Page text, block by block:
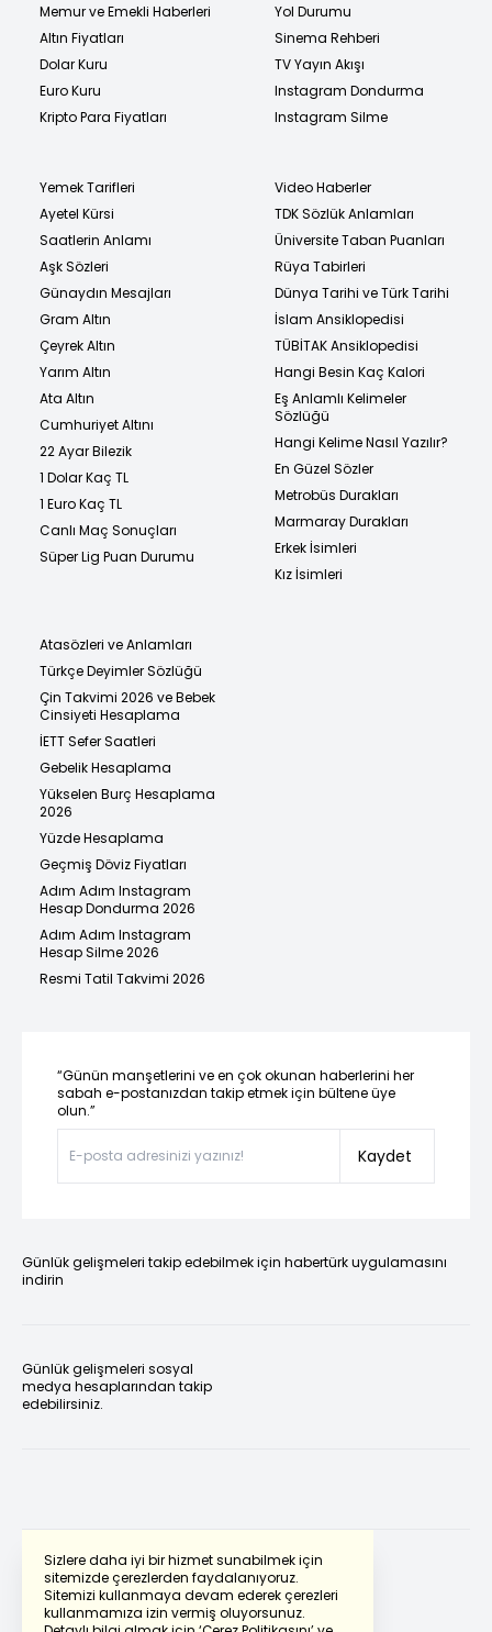
Sizlere daha iyi bir hizmet sunabilmek için
sitemizde çerezlerden faydalanıyoruz.
Sitemizi kullanmaya devam ederek çerezleri
kullanmamıza izin vermiş oluyorsunuz.
Memur ve Emekli Haberleri
Altın Fiyatları
Dolar Kuru
Euro Kuru
Kripto Para Fiyatları
Yol Durumu
Sinema Rehberi
TV Yayın Akışı
Instagram Dondurma
Instagram Silme
Yemek Tarifleri
Ayetel Kürsi
Saatlerin Anlamı
Aşk Sözleri
Günaydın Mesajları
Gram Altın
Çeyrek Altın
Yarım Altın
Ata Altın
Cumhuriyet Altını
22 Ayar Bilezik
1 Dolar Kaç TL
1 Euro Kaç TL
Canlı Maç Sonuçları
Süper Lig Puan Durumu
Video Haberler
TDK Sözlük Anlamları
Üniversite Taban Puanları
Rüya Tabirleri
Dünya Tarihi ve Türk Tarihi
İslam Ansiklopedisi
TÜBİTAK Ansiklopedisi
Hangi Besin Kaç Kalori
Eş Anlamlı Kelimeler
Sözlüğü
Hangi Kelime Nasıl Yazılır?
En Güzel Sözler
Metrobüs Durakları
Marmaray Durakları
Erkek İsimleri
Kız İsimleri
Atasözleri ve Anlamları
Türkçe Deyimler Sözlüğü
Çin Takvimi 2026 ve Bebek
Cinsiyeti Hesaplama
İETT Sefer Saatleri
Gebelik Hesaplama
Yükselen Burç Hesaplama
2026
Yüzde Hesaplama
Geçmiş Döviz Fiyatları
Adım Adım Instagram
Hesap Dondurma 2026
Adım Adım Instagram
Hesap Silme 2026
Resmi Tatil Takvimi 2026
“Günün manşetlerini ve en çok okunan haberlerini her
sabah e-postanızdan takip etmek için bültene üye
olun.”
Kaydet
Günlük gelişmeleri takip edebilmek için habertürk uygulamasını
indirin
Günlük gelişmeleri sosyal
medya hesaplarından takip
edebilirsiniz.
Powered by Translate